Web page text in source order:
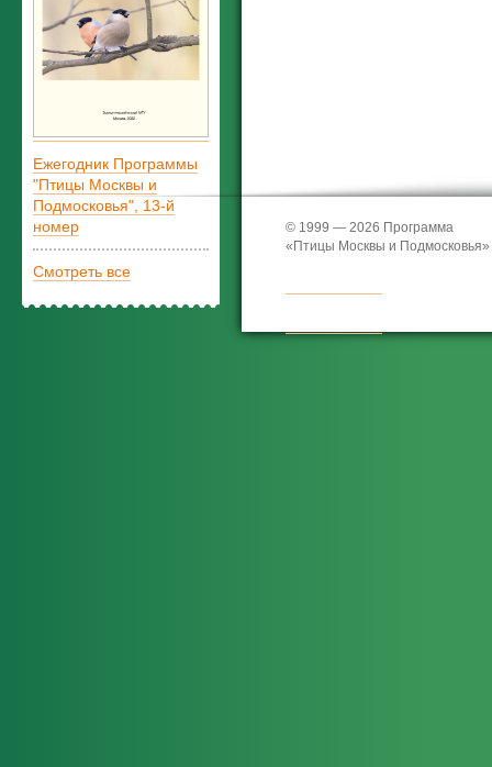
Ежегодник Программы
"Птицы Москвы и
Подмосковья", 13-й
номер
Смотреть все
© 1999 — 2026 Программа
«Птицы Москвы и Подмосковья»